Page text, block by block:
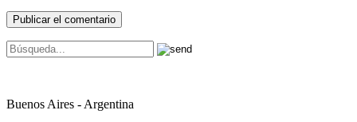
Buenos Aires - Argentina